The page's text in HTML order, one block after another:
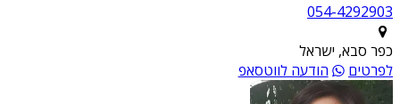
054-4292903
כפר סבא, ישראל
לפרטים
הודעה לווטסאפ